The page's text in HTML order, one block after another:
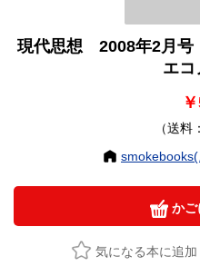
現代思想 2008年2月
エコ
（送料
かご
気になる本に追加